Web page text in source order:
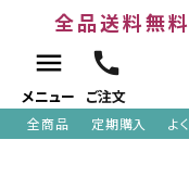
全品送料無料
menu
メニュー
call
ご注文
全商品 定期購入 よ